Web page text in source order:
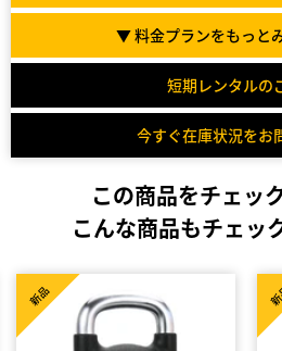
▼ 料金プランをもっと
短期レンタルの
今すぐ在庫状況をお
この商品をチェッ
こんな商品もチェッ
新品